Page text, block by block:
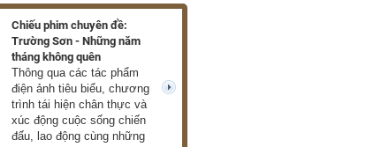
Chiếu phim chuyên đề:
Trường Sơn - Những năm
tháng không quên
Thông qua các tác phẩm
điện ảnh tiêu biểu, chương
trình tái hiện chân thực và
xúc động cuộc sống chiến
đấu, lao động cùng những
next